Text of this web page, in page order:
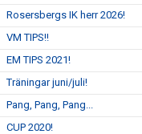
Rosersbergs IK herr 2026!
VM TIPS!!
EM TIPS 2021!
Träningar juni/juli!
Pang, Pang, Pang...
CUP 2020!